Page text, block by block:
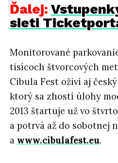
Ďalej:
sieti
Monitorované
tisícoch štvorcových
Cibula Fest oživí aj
ktorý sa zhostí úlohy
2013 štartuje už vo
a potrvá až do sobotnej
a www.cibulafest.eu.